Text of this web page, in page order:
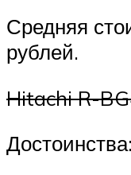
Средняя
рублей.
Hitachi R-
Достоинства: